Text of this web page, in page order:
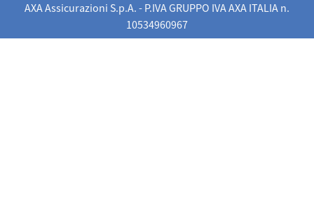
AXA Assicurazioni S.p.A. - P.IVA GRUPPO IVA AXA ITALIA n.
10534960967